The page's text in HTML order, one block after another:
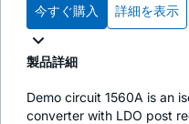
今すぐ購入 詳細を表示
製品詳細
Demo circuit 1560A is an
converter with LDO post